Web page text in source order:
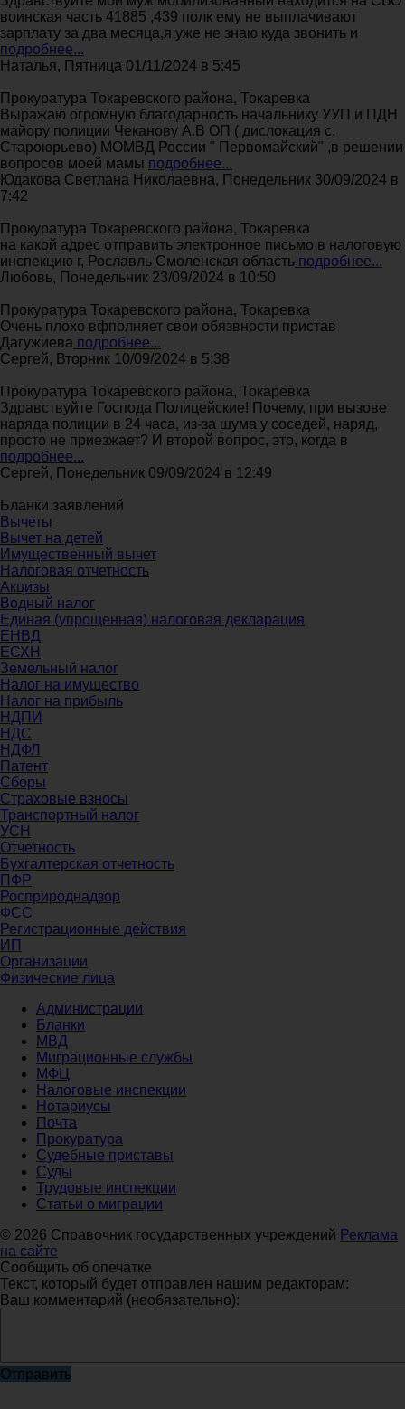
воинская часть 41885 ,439 полк ему не выплачивают
зарплату за два месяца,я уже не знаю куда звонить и
подробнее...
Наталья, Пятница 01/11/2024 в 5:45
Прокуратура Токаревского района, Токаревка
Выражаю огромную благодарность начальнику УУП и ПДН
майору полиции Чеканову А.В ОП ( дислокация с.
Староюрьево) МОМВД России " Первомайский" ,в решении
вопросов моей мамы подробнее...
Юдакова Светлана Николаевна, Понедельник 30/09/2024 в
7:42
Прокуратура Токаревского района, Токаревка
на какой адрес отправить электронное письмо в налоговую
инспекцию г, Рославль Смоленская область подробнее...
Любовь, Понедельник 23/09/2024 в 10:50
Прокуратура Токаревского района, Токаревка
Очень плохо вфполняет свои обязвности пристав
Дагужиева подробнее...
Сергей, Вторник 10/09/2024 в 5:38
Прокуратура Токаревского района, Токаревка
Здравствуйте Господа Полицейские! Почему, при вызове
наряда полиции в 24 часа, из-за шума у соседей, наряд,
просто не приезжает? И второй вопрос, это, когда в
подробнее...
Сергей, Понедельник 09/09/2024 в 12:49
Бланки заявлений
Вычеты
Вычет на детей
Имущественный вычет
Налоговая отчетность
Акцизы
Водный налог
Единая (упрощенная) налоговая декларация
ЕНВД
ЕСХН
Земельный налог
Налог на имущество
Налог на прибыль
НДПИ
НДС
НДФЛ
Патент
Сборы
Страховые взносы
Транспортный налог
УСН
Отчетность
Бухгалтерская отчетность
ПФР
Росприроднадзор
ФСС
Регистрационные действия
ИП
Организации
Физические лица
Администрации
Бланки
МВД
Миграционные службы
МФЦ
Налоговые инспекции
Нотариусы
Почта
Прокуратура
Судебные приставы
Суды
Трудовые инспекции
Статьи о миграции
© 2026 Справочник государственных учреждений Реклама
на сайте
Сообщить об опечатке
Текст, который будет отправлен нашим редакторам:
Ваш комментарий (необязательно):
Отправить